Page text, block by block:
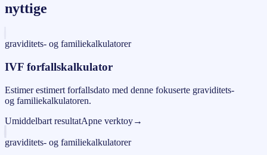
nyttige
graviditets- og familiekalkulatorer
IVF forfallskalkulator
Estimer estimert forfallsdato med denne fokuserte graviditets-
og familiekalkulatoren.
Umiddelbart resultatApne verktoy→
graviditets- og familiekalkulatorer